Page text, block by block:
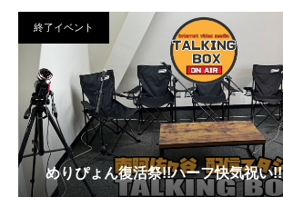
終了イベント
めりぴょん復活祭!!ハーフ快気祝い!!